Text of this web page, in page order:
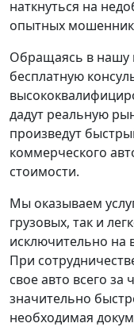
наткнуться на
опытных
Обращаясь в нашу
бесплатную
дадут реальную
произведут
коммерческого
стоимости.
Мы оказываем
грузовых, так и
исключительно на
При
свое авто всего за
значительно
необходимая